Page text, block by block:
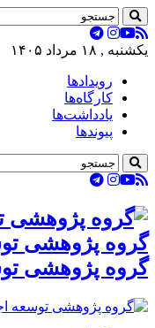
یکشنبه , ۱۸ مرداد ۱۴۰۵
رویدادها
کارگاه‌ها
یادداشت‌ها
پیوندها
گروه پژوهشی
گروه پژوهشی